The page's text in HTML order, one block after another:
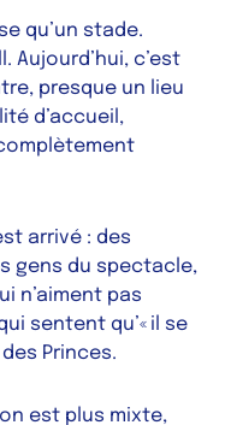
qu’un stade.
Aujourd’hui, c’est
presque un lieu
d’accueil,
arrivé : des
gens du spectacle,
n’aiment pas
sentent qu’« il se
Princes.
est plus mixte,